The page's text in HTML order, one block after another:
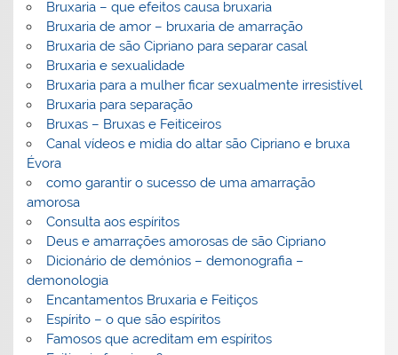
Bruxaria – que efeitos causa bruxaria
Bruxaria de amor – bruxaria de amarração
Bruxaria de são Cipriano para separar casal
Bruxaria e sexualidade
Bruxaria para a mulher ficar sexualmente irresistível
Bruxaria para separação
Bruxas – Bruxas e Feiticeiros
Canal vídeos e midia do altar são Cipriano e bruxa
Évora
como garantir o sucesso de uma amarração
amorosa
Consulta aos espíritos
Deus e amarrações amorosas de são Cipriano
Dicionário de demónios – demonografia –
demonologia
Encantamentos Bruxaria e Feitiços
Espírito – o que são espíritos
Famosos que acreditam em espíritos